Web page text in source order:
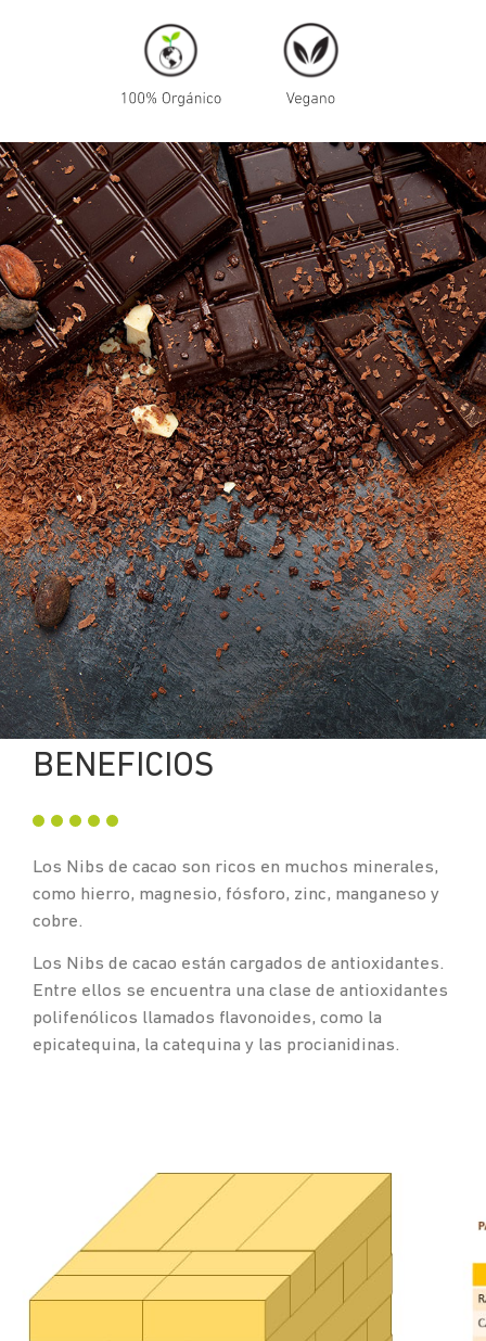
BENEFICIOS
Los Nibs de cacao son ricos en muchos minerales,
como hierro, magnesio, fósforo, zinc, manganeso y
cobre.
Los Nibs de cacao están cargados de antioxidantes.
Entre ellos se encuentra una clase de antioxidantes
polifenólicos llamados flavonoides, como la
epicatequina, la catequina y las procianidinas.